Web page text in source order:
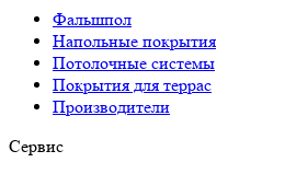
Фальшпол
Напольные покрытия
Потолочные системы
Покрытия для террас
Производители
Сервис